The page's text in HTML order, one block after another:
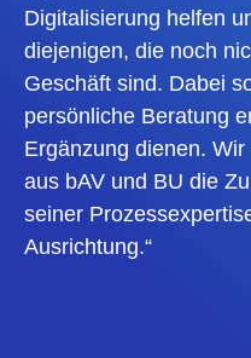
Digitalisierung helfen
diejenigen, die noch
Geschäft sind. Dabei
persönliche Beratung
Ergänzung dienen.
aus bAV und BU die
seiner
Ausrichtung.“